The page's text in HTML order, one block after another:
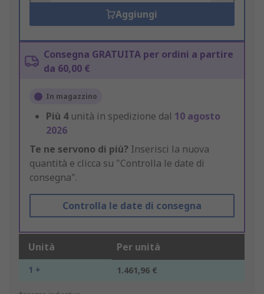
Aggiungi
Consegna GRATUITA per ordini a partire
da 60,00 €
In magazzino
Più 4 unità in spedizione dal 10 agosto
2026
Te ne servono di più? Inserisci la nuova
quantità e clicca su "Controlla le date di
consegna".
Controlla le date di consegna
Unità Per unità
1 + 1.461,96 €